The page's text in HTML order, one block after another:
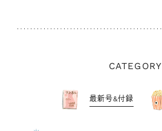
CATEGORY
最新号&付録